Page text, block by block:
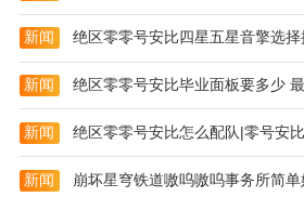
新闻 绝区零零号安比四星五星音擎选择
新闻 绝区零零号安比毕业面板要多少
新闻 绝区零零号安比怎么配队|零号安
新闻 崩坏星穹铁道嗷呜嗷呜事务所简